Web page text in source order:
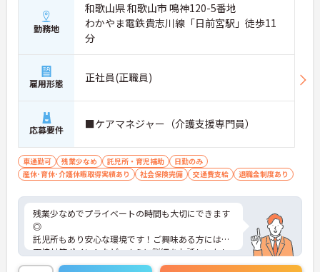
勤務地
和歌山県 和歌山市 鳴神120-5番地
わかやま電鉄貴志川線「日前宮駅」徒歩11
分
雇用形態 正社員(正職員)
応募要件 ■ケアマネジャー（介護支援専門員）
車通勤可 残業少なめ 託児所・育児補助
日勤のみ
産休･育休･介護休暇取得実績あり
社会保険完備 交通費支給 退職金制度あり
残業少なめでプライベートの時間も大切にできます
◎
託児所もあり安心な環境です！ご興味ある方には、
面接対策ポイントなど、さらに詳細をお話しいたし
ますのでお気軽にご相談ください